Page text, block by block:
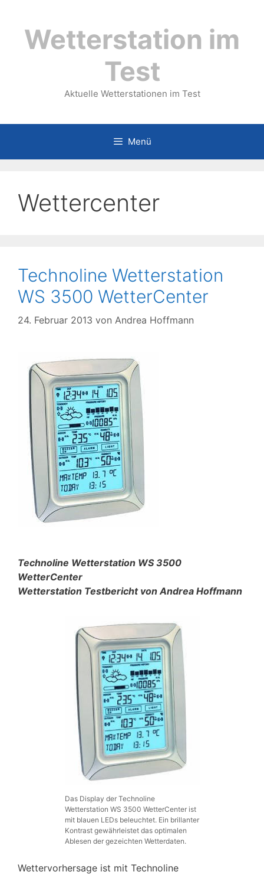
springenWetterstation im
Test
Aktuelle Wetterstationen im Test
Menü
Wettercenter
Technoline Wetterstation
WS 3500 WetterCenter
24. Februar 2013 von Andrea Hoffmann
Technoline Wetterstation WS 3500
WetterCenter
Wetterstation Testbericht von Andrea Hoffmann
Das Display der Technoline
Wetterstation WS 3500 WetterCenter ist
mit blauen LEDs beleuchtet. Ein brillanter
Kontrast gewährleistet das optimalen
Ablesen der gezeichten Wetterdaten.
Wettervorhersage ist mit Technoline